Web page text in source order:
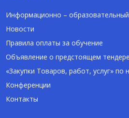
Информационно –
Новости
Правила оплаты за обучение
Объявление о предстоящем тендере
«Закупки Товаров, работ, услуг» по
Конференции
Контакты
Помощник Amanzholov University
Здравствуйте! Я AI-Talapker —
ВКУ им. Сарсена Аманжолова
на вопросы о поступлении в